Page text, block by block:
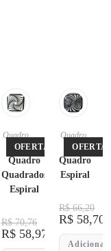
OFERTA!
Quadro
s
Quadro
Quadrados
Espiral
R$70,76
R$58,97
OFERTA!
Quadro
s
Quadro
Espiral
R$66,20
R$ 58,70
Adicionar